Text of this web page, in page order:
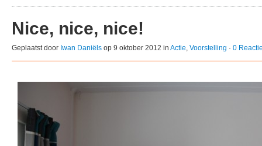
Nice, nice, nice!
Geplaatst door Iwan Daniëls op 9 oktober 2012 in Actie, Voorstelling · 0